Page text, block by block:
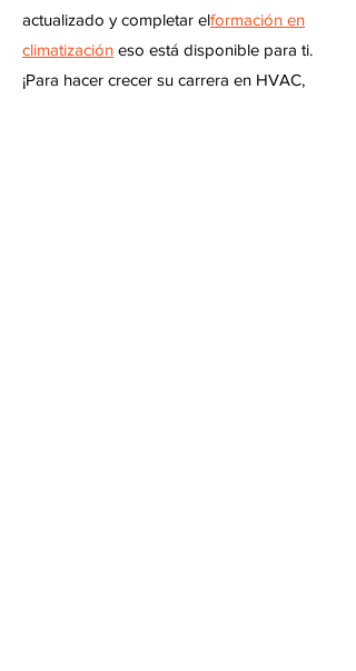
actualizado y completar elformación en
climatización eso está disponible para ti.
¡Para hacer crecer su carrera en HVAC,